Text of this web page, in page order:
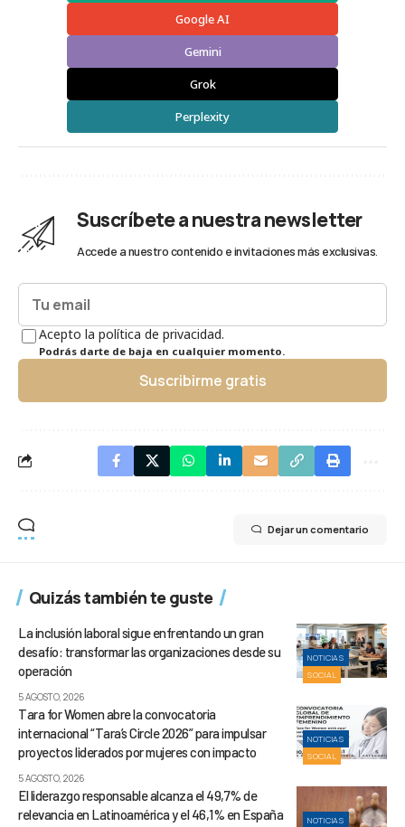
Google AI
Gemini
Grok
Perplexity
Suscríbete a nuestra newsletter
Accede a nuestro contenido e invitaciones más exclusivas.
Acepto la política de privacidad.
Podrás darte de baja en cualquier momento.
Suscribirme gratis
Dejar un comentario
Quizás también te guste
NOTICIAS
SOCIAL
La inclusión laboral sigue enfrentando un gran
desafío: transformar las organizaciones desde su
operación
5 AGOSTO, 2026
NOTICIAS
SOCIAL
Tara for Women abre la convocatoria
internacional “Tara’s Circle 2026” para impulsar
proyectos liderados por mujeres con impacto
5 AGOSTO, 2026
NOTICIAS
El liderazgo responsable alcanza el 49,7% de
relevancia en Latinoamérica y el 46,1% en España